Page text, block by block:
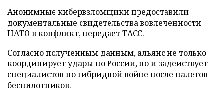
Анонимные кибервзломщики предоставили
документальные свидетельства вовлеченности
НАТО в конфликт, передаетТАСС.
Согласно полученным данным, альянс не только
координирует удары по России, но и задействует
специалистов по гибридной войне после налетов
беспилотников.